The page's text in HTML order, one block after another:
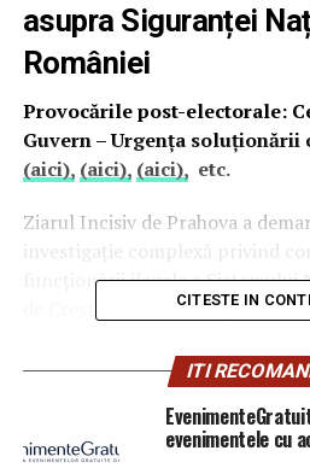
asupra Siguranței
României
Provocările post-electorale:
Guvern – Urgența
(aici), (aici), (aici),etc.
Ziarul Incisiv de Prahova a
investigație complexă privind
funcționării ilegale a Sistemului
de Creștere a Precipitațiilor,
director la Electromecanica
securitatea națională a
Cererea de
CITESTE IN
ITI
evenimentele cu